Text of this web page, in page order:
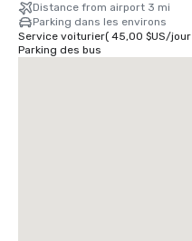
Distance from airport 3 mi
Parking dans les environs
Service voiturier( 45,00 $US/jour
Parking des bus